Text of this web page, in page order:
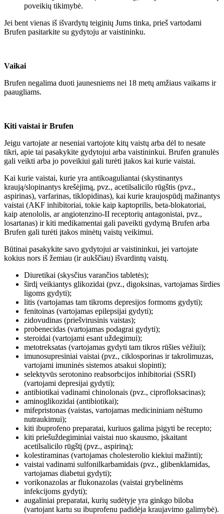
poveikių tikimybė.
Jei bent vienas iš išvardytų teiginių Jums tinka, prieš vartodami
Brufen pasitarkite su gydytoju ar vaistininku.
Vaikai
Brufen negalima duoti jaunesniems nei 18 metų amžiaus vaikams ir
paaugliams.
Kiti vaistai ir Brufen
Jeigu vartojate ar neseniai vartojote kitų vaistų arba dėl to nesate
tikri, apie tai pasakykite gydytojui arba vaistininkui. Brufen granulės
gali veikti arba jo poveikiui gali turėti įtakos kai kurie vaistai.
Kai kurie vaistai, kurie yra antikoaguliantai (skystinantys
kraują/slopinantys krešėjimą, pvz., acetilsalicilo rūgštis (pvz.,
aspirinas), varfarinas, tiklopidinas), kai kurie kraujospūdį mažinantys
vaistai (AKF inhibitoriai, tokie kaip kaptoprilis, beta-blokatoriai,
kaip atenololis, ar angiotenzino-II receptorių antagonistai, pvz.,
losartanas) ir kiti medikamentai gali paveikti gydymą Brufen arba
Brufen gali turėti įtakos minėtų vaistų veikimui.
Būtinai pasakykite savo gydytojui ar vaistininkui, jei vartojate
kokius nors iš žemiau (ir aukščiau) išvardintų vaistų.
Diuretikai (skysčius varančios tabletės);
širdį veikiantys glikozidai (pvz., digoksinas, vartojamas širdies
ligoms gydyti);
litis (vartojamas tam tikroms depresijos formoms gydyti);
fenitoinas (vartojamas epilepsijai gydyti);
zidovudinas (priešvirusinis vaistas);
probenecidas (vartojamas podagrai gydyti);
steroidai (vartojami esant uždegimui);
metotreksatas (vartojamas gydyti tam tikros rūšies vėžiui);
imunosupresiniai vaistai (pvz., ciklosporinas ir takrolimuzas,
vartojami imuninės sistemos atsakui slopinti);
selektyvūs serotonino reabsorbcijos inhibitoriai (SSRI)
(vartojami depresijai gydyti);
antibiotikai vadinami chinolonais (pvz., ciprofloksacinas);
aminoglikozidai (antibiotikai);
mifepristonas (vaistas, vartojamas medicininiam nėštumo
nutraukimui);
kiti ibuprofeno preparatai, kuriuos galima įsigyti be recepto;
kiti priešuždegiminiai vaistai nuo skausmo, įskaitant
acetilsalicilo rūgštį (pvz., aspiriną);
kolestiraminas (vartojamas cholesterolio kiekiui mažinti);
vaistai vadinami sulfonilkarbamidais (pvz., glibenklamidas,
vartojamas diabetui gydyti);
vorikonazolas ar flukonazolas (vaistai grybelinėms
infekcijoms gydyti);
augaliniai preparatai, kurių sudėtyje yra ginkgo biloba
(vartojant kartu su ibuprofenu padidėja kraujavimo galimybė).